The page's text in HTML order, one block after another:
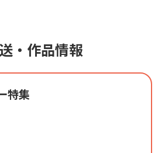
・作品情報
特集